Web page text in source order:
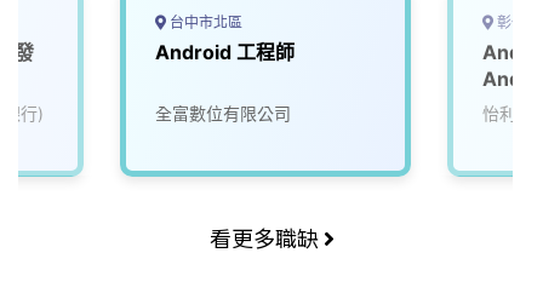
發
行)
台中市北區
Android 工程師
全富數位有限公司
彰化
怡利電
看更多職缺